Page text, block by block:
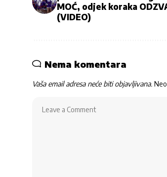
MOĆ, odjek koraka
(VIDEO)
Nema komentara
Vaša email adresa neće biti objavljivana.